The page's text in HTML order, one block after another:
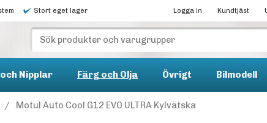
Stort eget lager Logga in Kundtjäst
Nipplar Färg och Olja Övrigt Bilmodell
/ Motul Auto Cool G12 EVO ULTRA Kylvätska